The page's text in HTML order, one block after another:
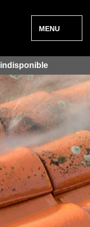
MENU
indisponible